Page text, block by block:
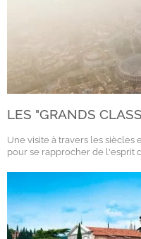
LES "GRANDS
Une visite à travers les
pour se rapprocher de l'esprit